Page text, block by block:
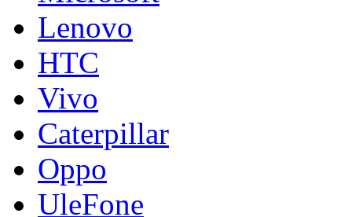
Lenovo
HTC
Vivo
Caterpillar
Oppo
UleFone